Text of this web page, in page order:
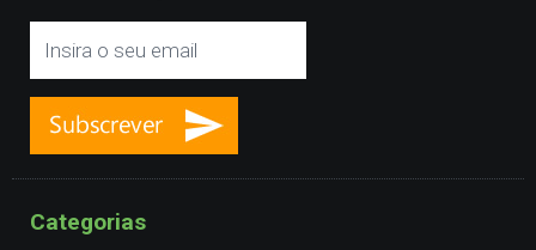
Categorias